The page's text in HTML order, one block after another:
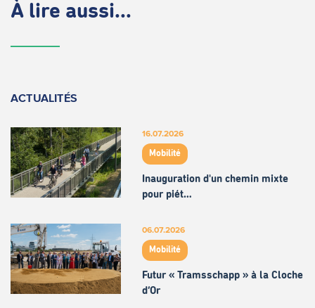
À lire aussi...
ACTUALITÉS
16.07.2026
Mobilité
Inauguration d'un chemin mixte
pour piét…
06.07.2026
Mobilité
Futur « Tramsschapp » à la Cloche
d’Or